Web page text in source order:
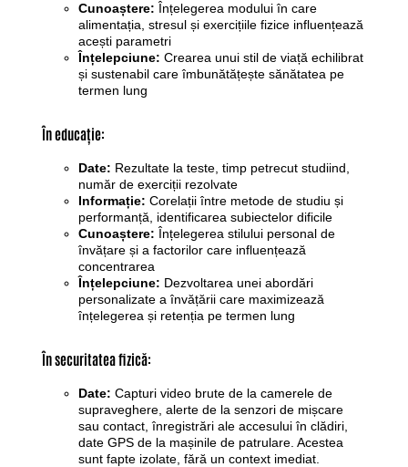
Cunoaștere: Înțelegerea modului în care
alimentația, stresul și exercițiile fizice influențează
acești parametri
Înțelepciune: Crearea unui stil de viață echilibrat
și sustenabil care îmbunătățește sănătatea pe
termen lung
În educație:
Date: Rezultate la teste, timp petrecut studiind,
număr de exerciții rezolvate
Informație: Corelații între metode de studiu și
performanță, identificarea subiectelor dificile
Cunoaștere: Înțelegerea stilului personal de
învățare și a factorilor care influențează
concentrarea
Înțelepciune: Dezvoltarea unei abordări
personalizate a învățării care maximizează
înțelegerea și retenția pe termen lung
În securitatea fizică:
Date: Capturi video brute de la camerele de
supraveghere, alerte de la senzori de mișcare
sau contact, înregistrări ale accesului în clădiri,
date GPS de la mașinile de patrulare. Acestea
sunt fapte izolate, fără un context imediat.